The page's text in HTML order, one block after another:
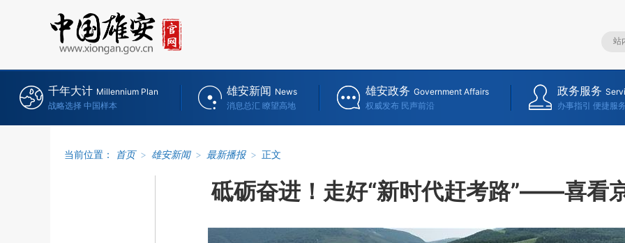
千年大计 Millennium Plan
战略选择 中国样本
雄安新闻 News
消息总汇 瞭望高地
雄安政务 Government Affairs
权威发布 民声前沿
政务服务
办事指引 便捷服
当前位置： 首页 > 雄安新闻 > 最新播报 > 正文
砥砺奋进！走好“新时代赶考路”——喜看